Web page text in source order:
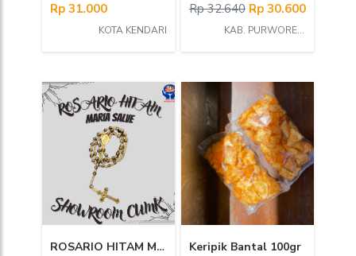
Rp 31.000
KOTA KENDARI
Rp 32.640 Rp 30.600
KAB. PURWOREJO
ROSARIO HITAM MARIA SALVE SHOWROOM CUMK Keripik Bantal 100gr